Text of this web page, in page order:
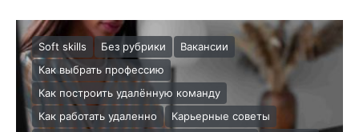
Soft skills Без рубрики
Вакансии
Как выбрать профессию
Как построить удалённую команду
Как работать удаленно
Карьерные советы